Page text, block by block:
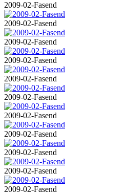
2009-02-Fasend
2009-02-Fasend
2009-02-Fasend
2009-02-Fasend
2009-02-Fasend
2009-02-Fasend
2009-02-Fasend
2009-02-Fasend
2009-02-Fasend
2009-02-Fasend
2009-02-Fasend